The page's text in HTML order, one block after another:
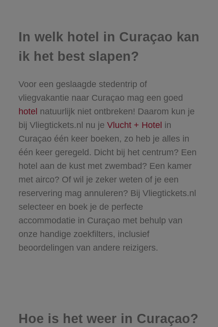
In welk hotel in Curaçao kan
ik het best slapen?
Voor een geslaagde stedentrip of
vliegvakantie naar Curaçao mag een goed
hotel natuurlijk niet ontbreken! Daarom kun je
bij Vliegtickets.nl nu je Vlucht + Hotel in
Curaçao één keer boeken, zo heb je alles in
één keer geregeld. Dicht bij het centrum? Een
hotel aan de kust met zwembad? Een kamer
met airco? Of wil je zeker weten of je een
reservering mag annuleren? Bij Vliegtickets.nl
selecteer en boek je de perfecte
accommodatie in Curaçao met behulp van
onze handige zoekfilters, inclusief
beoordelingen van andere reizigers.
Hoe is het weer in Curaçao?